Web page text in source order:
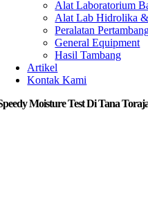
Alat Laboratorium
Alat Lab Hidrolika
Peralatan
General Equipment
Hasil Tambang
Artikel
Kontak Kami
Moisture Test Di Tana